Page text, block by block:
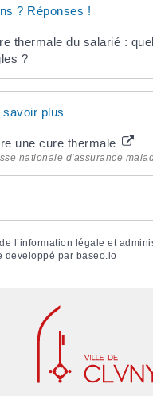
? Réponses !
thermale du salarié :
?
savoir plus
une cure thermale
nationale d'assurance
l’information légale et
developpé par baseo.io